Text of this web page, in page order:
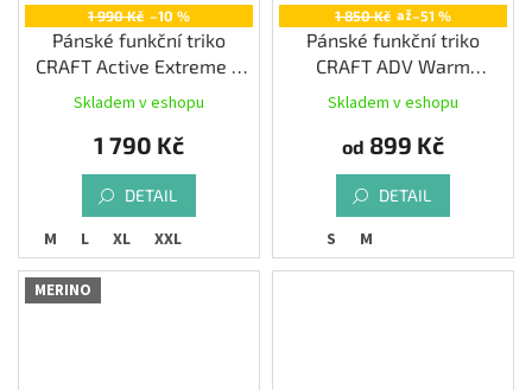
1 990 Kč –10 %
Pánské funkční triko
CRAFT Active Extreme X
Wind SS, černá
Skladem v eshopu
1 790 Kč
DETAIL
M L XL XXL
1 850 Kč až–51 %
Pánské funkční triko
CRAFT ADV Warm
Intensity LS, zelenomodrá
Skladem v eshopu
od 899 Kč
DETAIL
S M
MERINO